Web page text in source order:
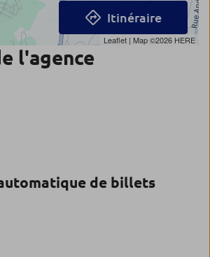
Leaflet | Map ©2026 HERE
Itinéraire
l'agence
de billets